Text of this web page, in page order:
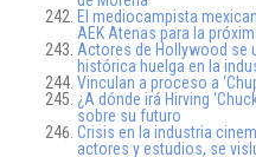
El mediocampista
AEK Atenas para la
Actores de Hollywood se
histórica huelga en la
Vinculan a proceso a
¿A dónde irá Hirving
sobre su futuro
Crisis en la industria
actores y estudios, se